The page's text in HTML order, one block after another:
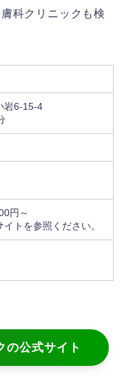
科クリニックも検
岩6-15-4
円～
トを参照ください。
の公式サイト